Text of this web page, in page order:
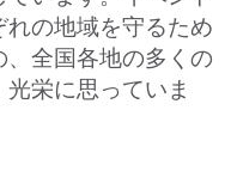
の地域を守るため
全国各地の多くの
栄に思っていま